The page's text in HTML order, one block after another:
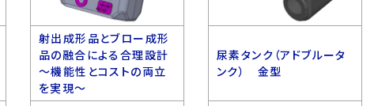
射出成形品とブロー成形
品の融合による合理設計
〜機能性とコストの両立
を実現〜
尿素タンク（アドブルータ
ンク） 金型